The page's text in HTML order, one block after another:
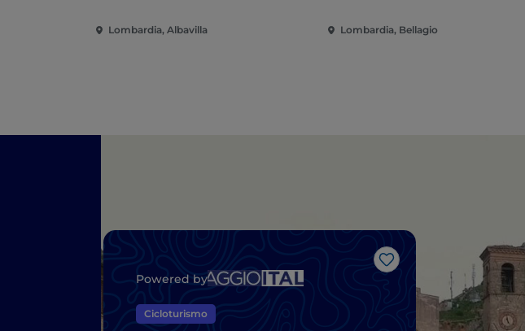
Lombardia, Albavilla Lombardia, Bellagio
Like
Powered by
Cicloturismo